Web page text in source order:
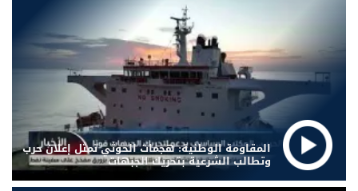
المقاومة الوطنية: هجمات الحوثي تمثل إعلان حرب
وتطالب الشرعية بتحريك الجبهات